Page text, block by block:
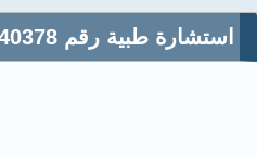
استشارة طبية رقم 40378